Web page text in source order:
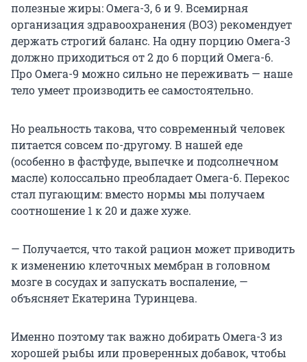
полезные жиры: Омега-3, 6 и 9. Всемирная
организация здравоохранения (ВОЗ) рекомендует
держать строгий баланс. На одну порцию Омега-3
должно приходиться от 2 до 6 порций Омега-6.
Про Омега-9 можно сильно не переживать — наше
тело умеет производить ее самостоятельно.
Но реальность такова, что современный человек
питается совсем по-другому. В нашей еде
(особенно в фастфуде, выпечке и подсолнечном
масле) колоссально преобладает Омега-6. Перекос
стал пугающим: вместо нормы мы получаем
соотношение 1 к 20 и даже хуже.
— Получается, что такой рацион может приводить
к изменению клеточных мембран в головном
мозге в сосудах и запускать воспаление, —
объясняет Екатерина Туринцева.
Именно поэтому так важно добирать Омега-3 из
хорошей рыбы или проверенных добавок, чтобы